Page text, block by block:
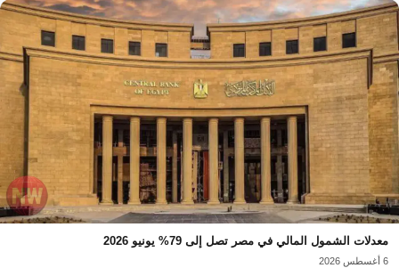
معدلات الشمول المالي في مصر تصل إلى 79% يونيو 2026
6 أغسطس 2026